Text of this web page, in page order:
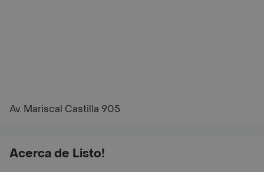
Av. Mariscal Castilla 905
Acerca de Listo!